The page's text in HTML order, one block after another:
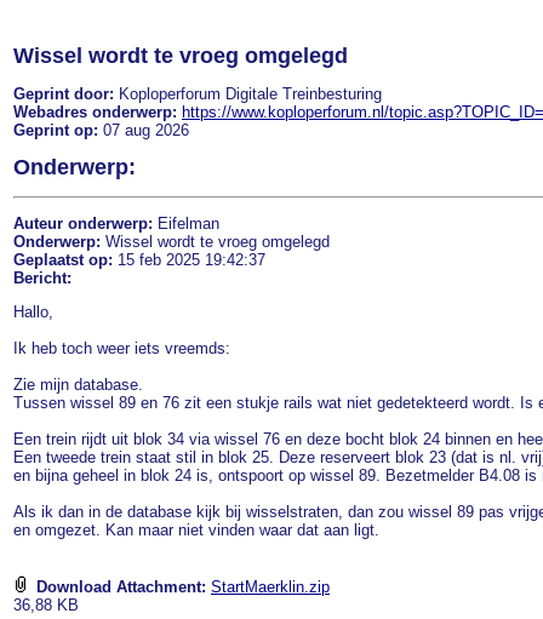
Wissel wordt te vroeg omgelegd
Geprint door: Koploperforum Digitale Treinbesturing
Webadres onderwerp: https://www.koploperforum.nl/
Geprint op: 07 aug 2026
Onderwerp:
Auteur onderwerp: Eifelman
Onderwerp: Wissel wordt te vroeg omgelegd
Geplaatst op: 15 feb 2025 19:42:37
Bericht:
Hallo,
Ik heb toch weer iets vreemds:
Zie mijn database.
Tussen wissel 89 en 76 zit een stukje rails wat niet gedetekteerd wordt.
Een trein rijdt uit blok 34 via wissel 76 en deze bocht blok 24 binnen en
Een tweede trein staat stil in blok 25. Deze reserveert blok 23 (dat is nl.
en bijna geheel in blok 24 is, ontspoort op wissel 89. Bezetmelder B4.08 is
Als ik dan in de database kijk bij wisselstraten, dan zou wissel 89 pas
en omgezet. Kan maar niet vinden waar dat aan ligt.
Download Attachment: StartMaerklin.zip
36,88 KB